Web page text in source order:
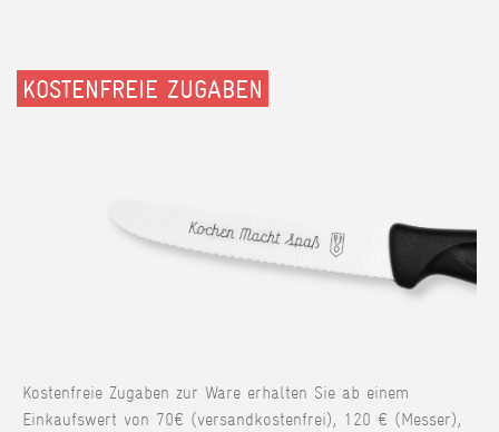
KOSTENFREIE ZUGABEN
Kostenfreie Zugaben zur Ware erhalten Sie ab einem
Einkaufswert von 70€ (versandkostenfrei), 120 € (Messer),